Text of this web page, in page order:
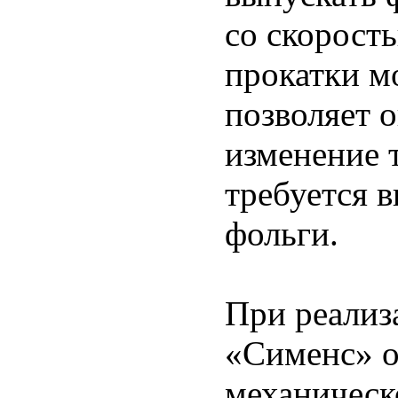
со
прокатки
позволяет
изменение
требуется
фольги.
При
«Сименс»